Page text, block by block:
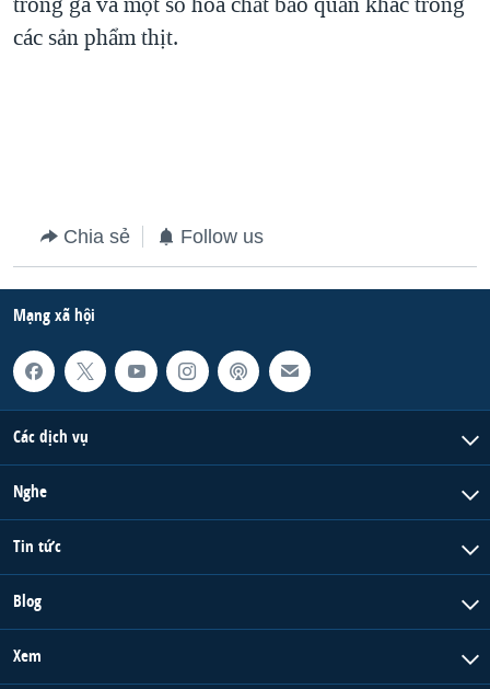
các sản phẩm thịt.
Chia sẻ Follow us
Mạng xã hội
Các dịch vụ
Nghe
Tin tức
Blog
Xem